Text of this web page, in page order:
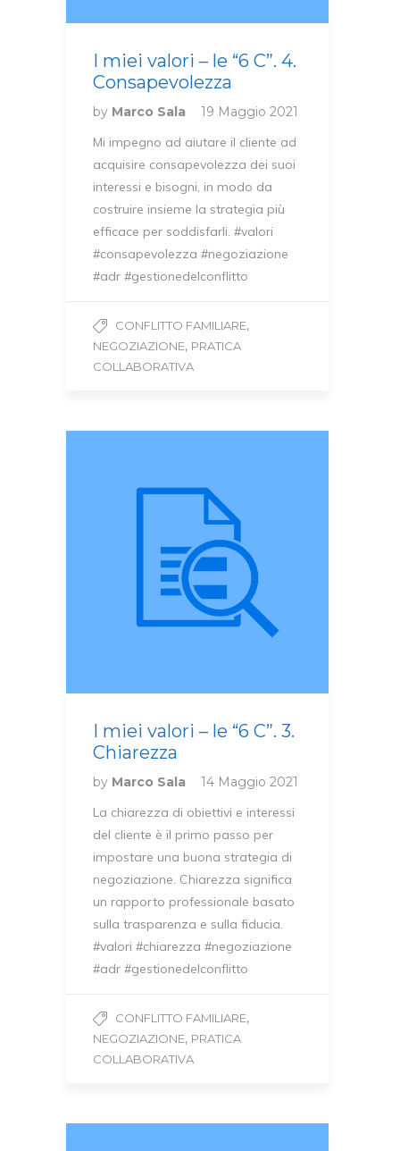
I miei valori – le “6 C”. 4.
Consapevolezza
by Marco Sala
19 Maggio 2021
Mi impegno ad aiutare il cliente ad
acquisire consapevolezza dei suoi
interessi e bisogni, in modo da
costruire insieme la strategia più
efficace per soddisfarli. #valori
#consapevolezza #negoziazione
#adr #gestionedelconflitto
CONFLITTO FAMILIARE,
NEGOZIAZIONE, PRATICA
COLLABORATIVA
I miei valori – le “6 C”. 3.
Chiarezza
by Marco Sala
14 Maggio 2021
La chiarezza di obiettivi e interessi
del cliente è il primo passo per
impostare una buona strategia di
negoziazione. Chiarezza significa
un rapporto professionale basato
sulla trasparenza e sulla fiducia.
#valori #chiarezza #negoziazione
#adr #gestionedelconflitto
CONFLITTO FAMILIARE,
NEGOZIAZIONE, PRATICA
COLLABORATIVA